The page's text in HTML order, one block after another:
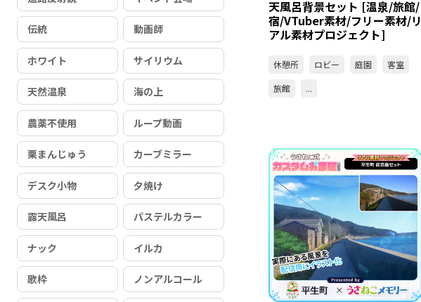
伝統 動画師
ホワイト サイリウム
天然温泉 海の上
農薬不使用 ループ動画
栗まんじゅう カーブミラー
デスク小物 夕焼け
露天風呂 パステルカラー
ナック イルカ
歌枠 ノンアルコール
天風呂背景セット [温泉/旅館/
宿/VTuber素材/フリー素材/リ
アル素材プロジェクト]
休憩所 ロビー 庭園
客室
旅館
...